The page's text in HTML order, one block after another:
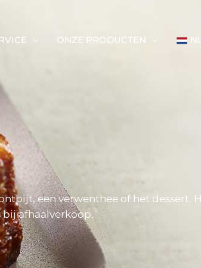
ONZE PRODUCTEN
een verwenthee of het dessert.
afhaalverkoop.